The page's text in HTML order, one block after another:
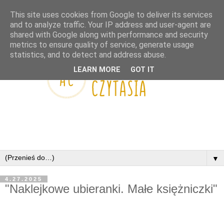
▼
4.27.2025
"Naklejkowe ubieranki. Małe księżniczki"
This site uses cookies from Google to deliver its services
and to analyze traffic. Your IP address and user-agent are
shared with Google along with performance and security
metrics to ensure quality of service, generate usage
statistics, and to detect and address abuse.
LEARN MORE GOT IT